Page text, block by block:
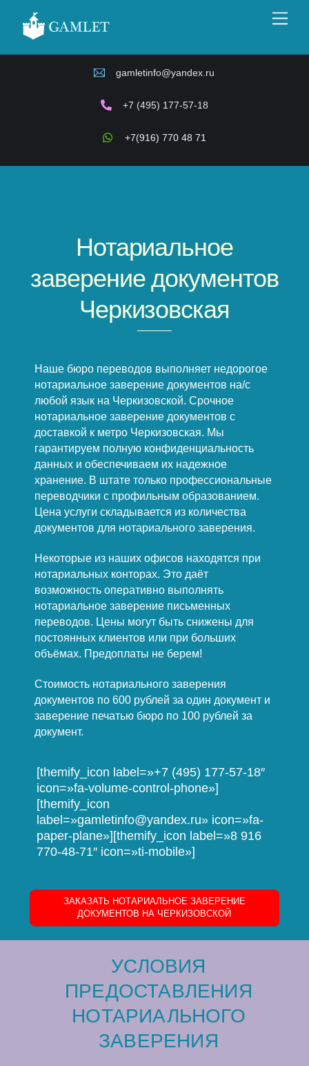
content
gamletinfo@yandex.ru
+7 (495) 177-57-18
+7(916) 770 48 71
Нотариальное
заверение документов
Черкизовская
Наше бюро переводов выполняет недорогое
нотариальное заверение документов на/с
любой язык на Черкизовской. Срочное
нотариальное заверение документов с
доставкой к метро Черкизовская. Мы
гарантируем полную конфиденциальность
данных и обеспечиваем их надежное
хранение. В штате только профессиональные
переводчики с профильным образованием.
Цена услуги складывается из количества
документов для нотариального заверения.
Некоторые из наших офисов находятся при
нотариальных конторах. Это даёт
возможность оперативно выполнять
нотариальное заверение письменных
переводов. Цены могут быть снижены для
постоянных клиентов или при больших
объёмах. Предоплаты не берем!
Стоимость нотариального заверения
документов по 600 рублей за один документ и
заверение печатью бюро по 100 рублей за
документ.
[themify_icon label=»+7 (495) 177-57-18″
icon=»fa-volume-control-phone»]
[themify_icon
label=»gamletinfo@yandex.ru» icon=»fa-
paper-plane»][themify_icon label=»8 916
770-48-71″ icon=»ti-mobile»]
ЗАКАЗАТЬ НОТАРИАЛЬНОЕ ЗАВЕРЕНИЕ
ДОКУМЕНТОВ НА ЧЕРКИЗОВСКОЙ
УСЛОВИЯ
ПРЕДОСТАВЛЕНИЯ
НОТАРИАЛЬНОГО
ЗАВЕРЕНИЯ